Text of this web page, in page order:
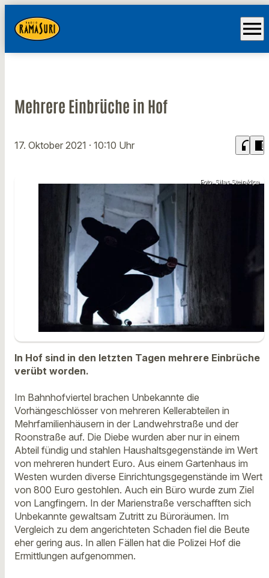
menu
Mehrere Einbrüche in Hof
17. Oktober 2021 · 10:10 Uhr headphones chrome_reader_mode
Foto: Silas Stein/dpa
In Hof sind in den letzten Tagen mehrere Einbrüche
verübt worden.
Im Bahnhofviertel brachen Unbekannte die
Vorhängeschlösser von mehreren Kellerabteilen in
Mehrfamilienhäusern in der Landwehrstraße und der
Roonstraße auf. Die Diebe wurden aber nur in einem
Abteil fündig und stahlen Haushaltsgegenstände im Wert
von mehreren hundert Euro. Aus einem Gartenhaus im
Westen wurden diverse Einrichtungsgegenstände im Wert
von 800 Euro gestohlen. Auch ein Büro wurde zum Ziel
von Langfingern. In der Marienstraße verschafften sich
Unbekannte gewaltsam Zutritt zu Büroräumen. Im
Vergleich zu dem angerichteten Schaden fiel die Beute
eher gering aus. In allen Fällen hat die Polizei Hof die
Ermittlungen aufgenommen.